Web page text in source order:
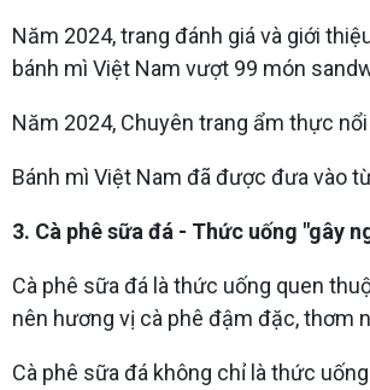
Năm 2024, trang đánh giá và giới
bánh mì Việt Nam vượt 99 món
Năm 2024, Chuyên trang ẩm thực
Bánh mì Việt Nam đã được đưa vào
3. Cà phê sữa đá - Thức uống "gây
Cà phê sữa đá là thức uống quen
nên hương vị cà phê đậm đặc, thơm
Cà phê sữa đá không chỉ là thức